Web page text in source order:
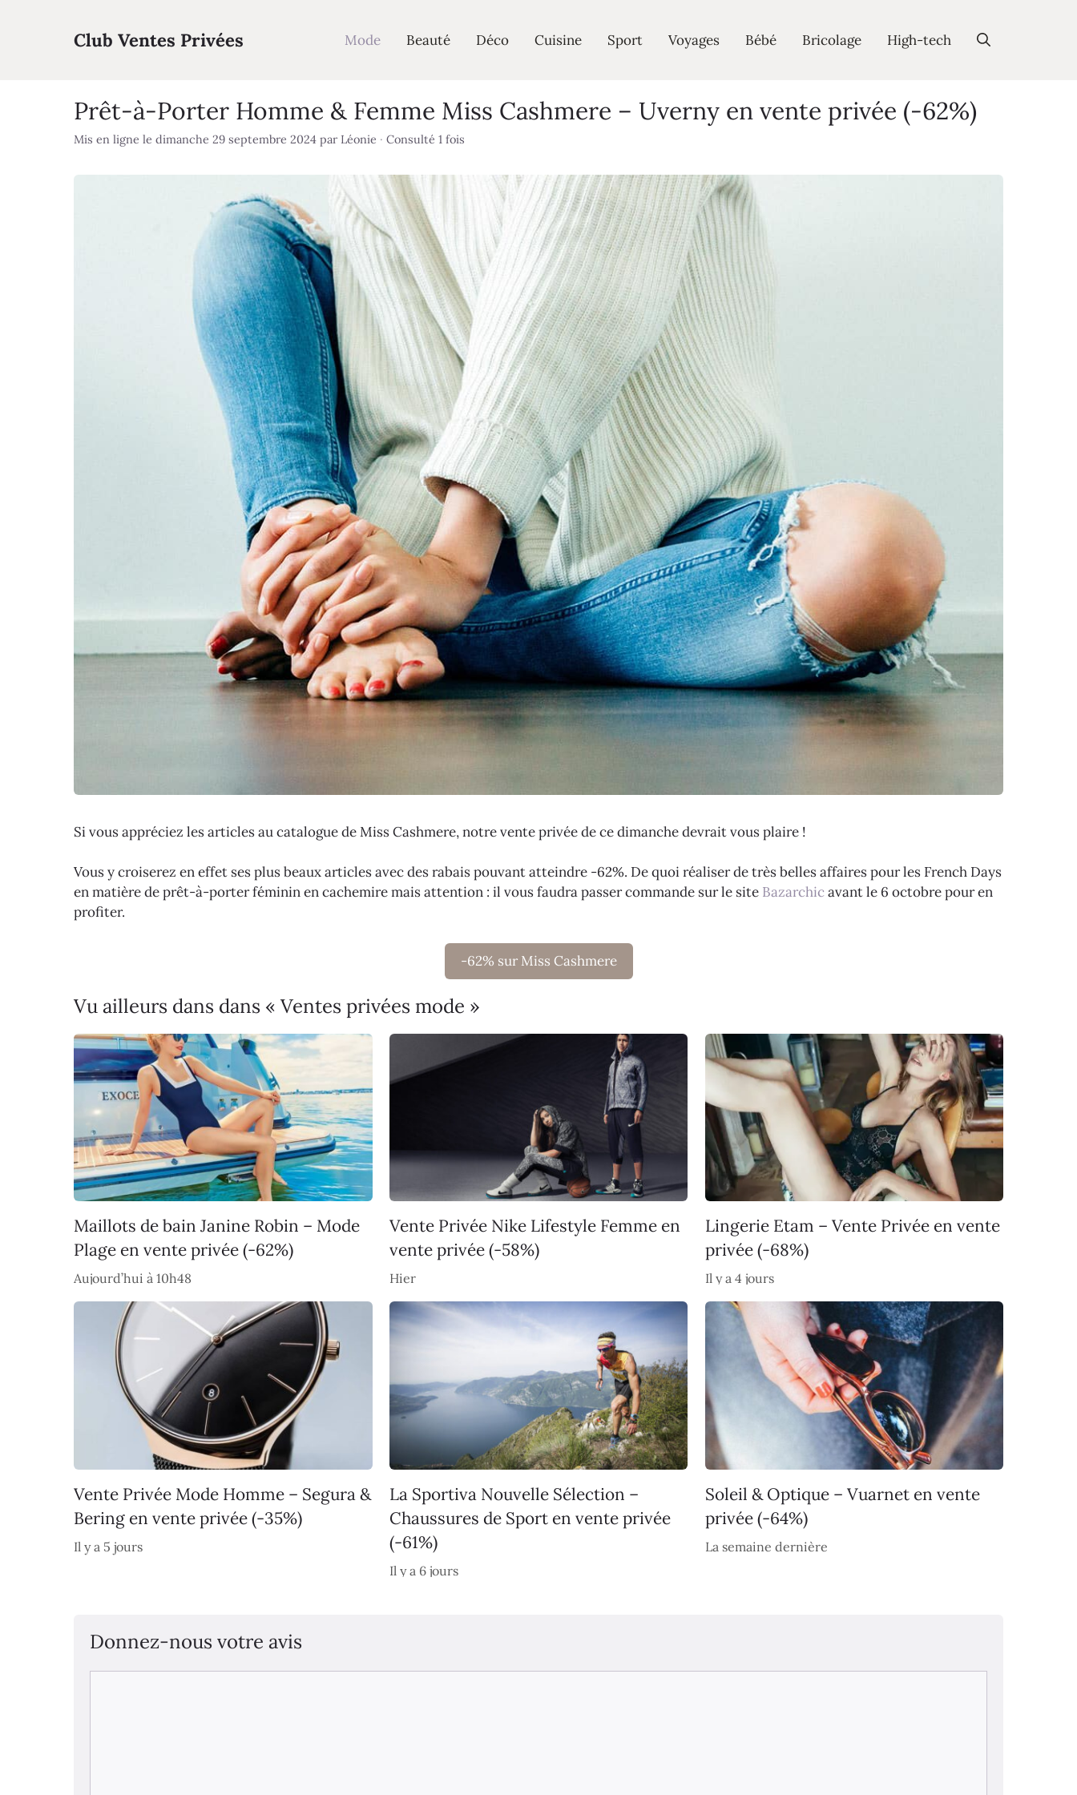
Club Ventes Privées Mode Beauté Déco Cuisine Sport Voyages Bébé Bricolage High-tech
Prêt-à-Porter Homme & Femme Miss Cashmere – Uverny en vente privée (-62%)
Mis en ligne le dimanche 29 septembre 2024 par Léonie · Consulté 1 fois
Si vous appréciez les articles au catalogue de Miss Cashmere, notre vente privée de ce dimanche devrait vous plaire !
Vous y croiserez en effet ses plus beaux articles avec des rabais pouvant atteindre -62%. De quoi réaliser de très belles affaires pour les French Days
en matière de prêt-à-porter féminin en cachemire mais attention : il vous faudra passer commande sur le site Bazarchicavant le 6 octobre pour en
profiter.
-62% sur Miss Cashmere
Vu ailleurs dans dans « Ventes privées mode »
Maillots de bain Janine Robin – Mode
Plage en vente privée (-62%)
Aujourd’hui à 10h48
Vente Privée Nike Lifestyle Femme en
vente privée (-58%)
Hier
Lingerie Etam – Vente Privée en vente
privée (-68%)
Il y a 4 jours
Vente Privée Mode Homme – Segura &
Bering en vente privée (-35%)
Il y a 5 jours
La Sportiva Nouvelle Sélection –
Chaussures de Sport en vente privée
(-61%)
Il y a 6 jours
Soleil & Optique – Vuarnet en vente
privée (-64%)
La semaine dernière
Donnez-nous votre avis